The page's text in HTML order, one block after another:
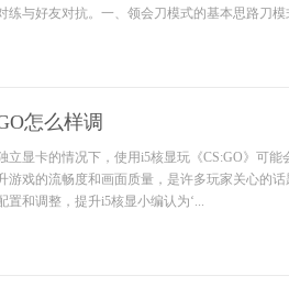
练与好友对抗。一、领会刀模式的基本思路刀
怎么样调
立显卡的情况下，使用i5核显玩《CS:GO》可
游戏的流畅度和画面质量，是许多玩家关心的
置和调整，提升i5核显小编认为‘...